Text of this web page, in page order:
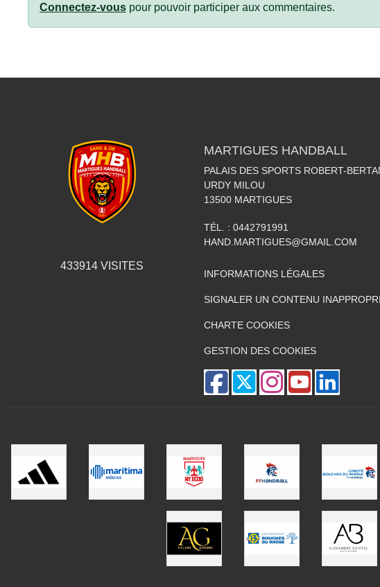
Connectez-vous pour pouvoir participer aux commentaires.
433914 VISITES
MARTIGUES HANDBALL
PALAIS DES SPORTS ROBERT-
URDY MILOU
13500 MARTIGUES
TÉL. : 0442791991
HAND.MARTIGUES@GMAIL.COM
INFORMATIONS LÉGALES
SIGNALER UN CONTENU
CHARTE COOKIES
GESTION DES COOKIES